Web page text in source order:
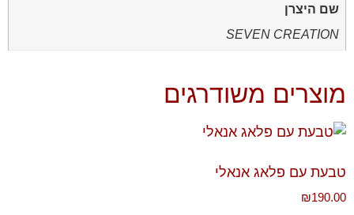
שם היצרן
SEVEN CREATION
מוצרים משודרגים
טבעת עם פלאג אנאלי
₪190.00